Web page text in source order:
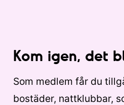
Kom igen, det
Som medlem får du
bostäder, nattklubbar,